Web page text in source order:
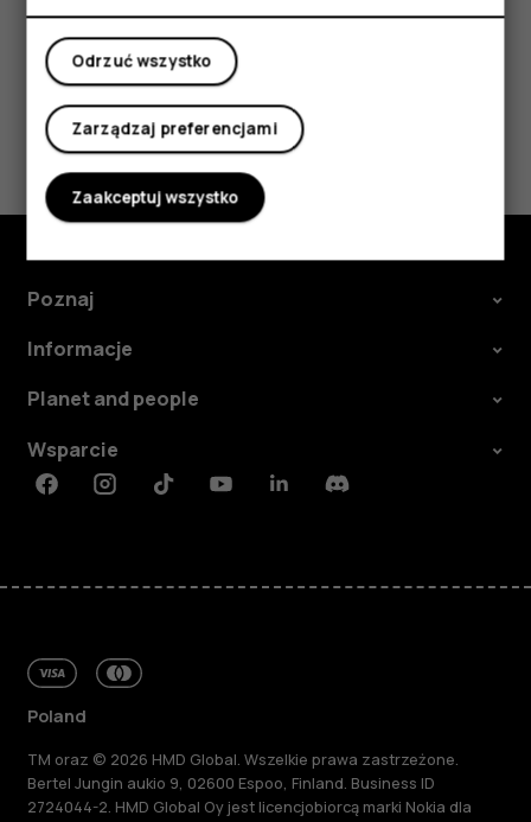
Moje konto
Czy te informacje były pomocne?
Tak Nie
Poznaj
Informacje
Planet and people
Wsparcie
FacebookInstagramTiktokYoutubeLinkedinDiscord
Poland
TM oraz © 2026 HMD Global. Wszelkie prawa zastrzeżone.
Bertel Jungin aukio 9, 02600 Espoo, Finland. Business ID
2724044-2. HMD Global Oy jest licencjobiorcą marki Nokia dla
Odrzuć wszystko
Zarządzaj preferencjami
Zaakceptuj wszystko